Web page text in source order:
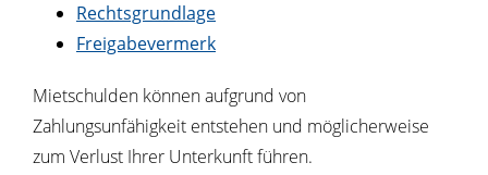
Rechtsgrundlage
Freigabevermerk
Mietschulden können aufgrund von
Zahlungsunfähigkeit entstehen und möglicherweise
zum Verlust Ihrer Unterkunft führen.